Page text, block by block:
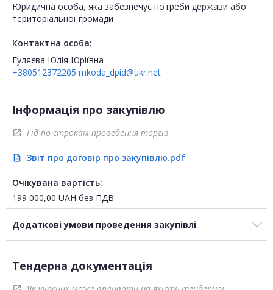
Юридична особа, яка забезпечує потреби держави або
територіальної громади
Контактна особа:
Гуляєва Юлія Юріївна
+380512372205 mkoda_dpid@ukr.net
Інформація про закупівлю
open_in_new Гід по строкам проведення торгів
description Звіт про договір про закупівлю.pdf
Очікувана вартість:
199 000,00 UAH без ПДВ
Додаткові умови проведення закупівлі
Тендерна документація